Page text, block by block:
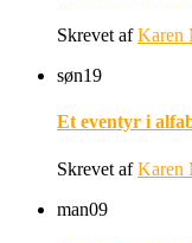
Skrevet afKaren
søn19
Et eventyr i
Skrevet afKaren
man09